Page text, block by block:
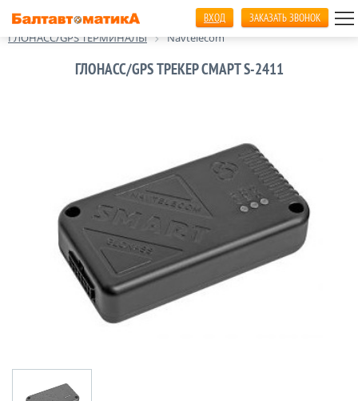
ВХОД ЗАКАЗАТЬ ЗВОНОК
Главная
Оборудование ГЛОНАСС / GPS
ГЛОНАСС/GPS ТЕРМИНАЛЫ
Navtelecom
ГЛОНАСС/GPS ТРЕКЕР СМАРТ S-2411